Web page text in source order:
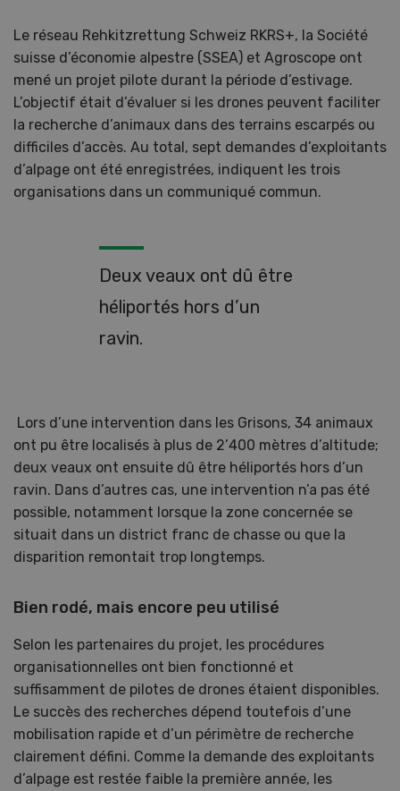
Le réseau Rehkitzrettung Schweiz RKRS+, la Société
suisse d’économie alpestre (SSEA) et Agroscope ont
mené un projet pilote durant la période d’estivage.
L’objectif était d’évaluer si les drones peuvent faciliter
la recherche d’animaux dans des terrains escarpés ou
difficiles d’accès. Au total, sept demandes d’exploitants
d’alpage ont été enregistrées, indiquent les trois
organisations dans un communiqué commun.
Deux veaux ont dû être
héliportés hors d’un
ravin.
Lors d’une intervention dans les Grisons, 34 animaux
ont pu être localisés à plus de 2’400 mètres d’altitude;
deux veaux ont ensuite dû être héliportés hors d’un
ravin. Dans d’autres cas, une intervention n’a pas été
possible, notamment lorsque la zone concernée se
situait dans un district franc de chasse ou que la
disparition remontait trop longtemps.
Bien rodé, mais encore peu utilisé
Selon les partenaires du projet, les procédures
organisationnelles ont bien fonctionné et
suffisamment de pilotes de drones étaient disponibles.
Le succès des recherches dépend toutefois d’une
mobilisation rapide et d’un périmètre de recherche
clairement défini. Comme la demande des exploitants
d’alpage est restée faible la première année, les